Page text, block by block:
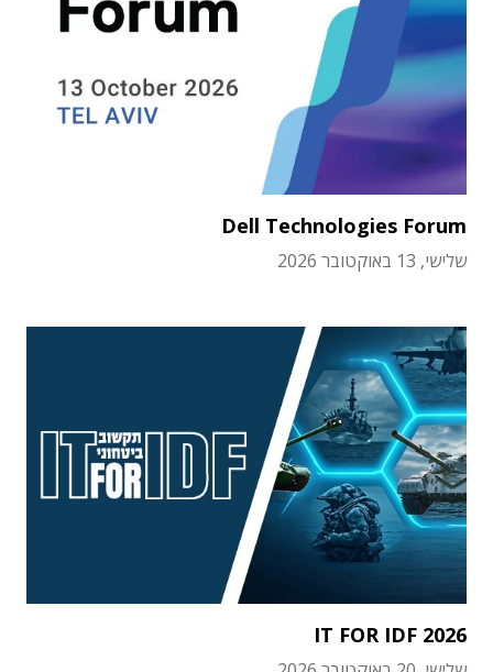
Dell Technologies Forum
שלישי, 13 באוקטובר 2026
IT FOR IDF 2026